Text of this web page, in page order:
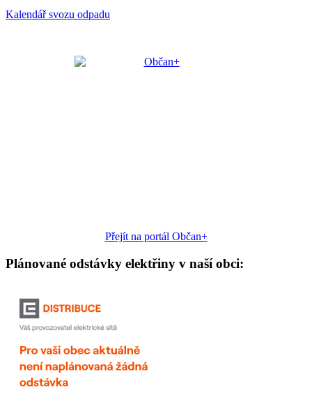
Kalendář svozu odpadu
Přejít na portál Občan+
Plánované odstávky elektřiny v naší obci: